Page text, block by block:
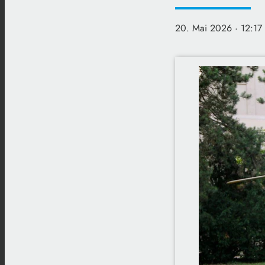
20. Mai 2026 ·